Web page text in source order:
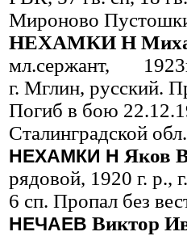
Мироново
НЕХАМКИ Н
мл.сержант,
г. Мглин, русский.
Погиб в бою
Сталинградской обл.
НЕХАМКИ Н Яков
рядовой, 1920 г. р.,
6 сп. Пропал без
НЕЧАЕВ Виктор